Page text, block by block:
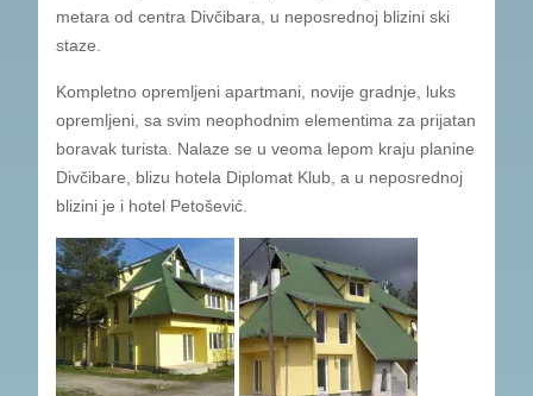
metara od centra Divčibara, u neposrednoj blizini ski
staze.
Kompletno opremljeni apartmani, novije gradnje, luks
opremljeni, sa svim neophodnim elementima za prijatan
boravak turista. Nalaze se u veoma lepom kraju planine
Divčibare, blizu hotela Diplomat Klub, a u neposrednoj
blizini je i hotel Petošević.